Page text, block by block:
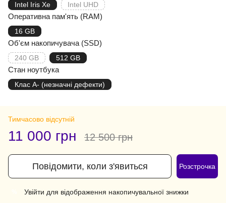
Intel Iris Xe Intel UHD
Оперативна пам'ять (RAM)
16 GB
Об'єм накопичувача (SSD)
240 GB 512 GB
Стан ноутбука
Клас A- (незначні дефекти)
Тимчасово відсутній
11 000 грн 12 500 грн
Повідомити, коли з'явиться Розстрочка
Увійти для відображення накопичувальної знижки